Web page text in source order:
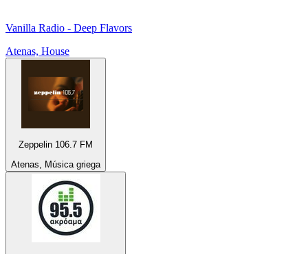
Vanilla Radio - Deep Flavors
Atenas, House
Zeppelin 106.7 FM
Atenas, Música griega